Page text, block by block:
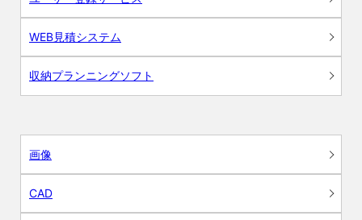
WEB見積システム
収納プランニングソフト
画像
CAD